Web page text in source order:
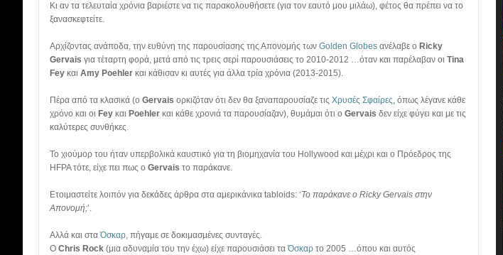
Κι αν τα τελευταία χρόνια βαριέστε να τις παρακολουθήσετε (για τον εαυτό μου μιλάω), φέτος θα πρέπει να το
ξανασκεφτείτε.
Αρχίζοντας ανάποδα, την ευθύνη της παρουσίασης της Απονομής των Golden Globes ανέλαβε ο Ricky
Gervais για τέταρτη φορά, μετά από τις τρεις σερί παρουσιάσεις το 2010-2012 …όταν και παρέλαβαν οι Tina
Fey και Amy Poehler και κάθισαν κι αυτές για άλλα τρία χρόνια (2013-2015).
Πέρα από τα κλασικά (ο Gervais ορκιζόταν ότι δεν θα ξαναπαρουσίαζε τις Χρυσές Σφαίρες, όπως λέγανε κάθε
χρόνο και οι Fey και Poehler και κάθε χρονιά τα παρουσίαζαν), θυμάμαι ότι ο Gervais δεν είχε φύγει και με τις
καλύτερες συνθήκες.
Το χιούμορ του ήταν υπερβολικά καυστικό για τη βιομηχανία του Hollywood και μέχρι και ο Πρόεδρος της
HFPA τότε, είχε πει πως ο Gervais το παράκανε.
Ετοιμαστείτε λοιπόν για δεκάδες άρθρα στα αμερικάνικα tabloids: ‘Το παράκανε ο Ricky Gervais στην
Απονομή;’.
Αλλά και σταΌσκαρ, πήγαμε σε δοκιμασμένες συνταγές.
Ο Chris Rock (μια αδυναμία του την έχω) είχε παρουσιάσει ταΌσκαρ το 2005 …όπου και αυτός